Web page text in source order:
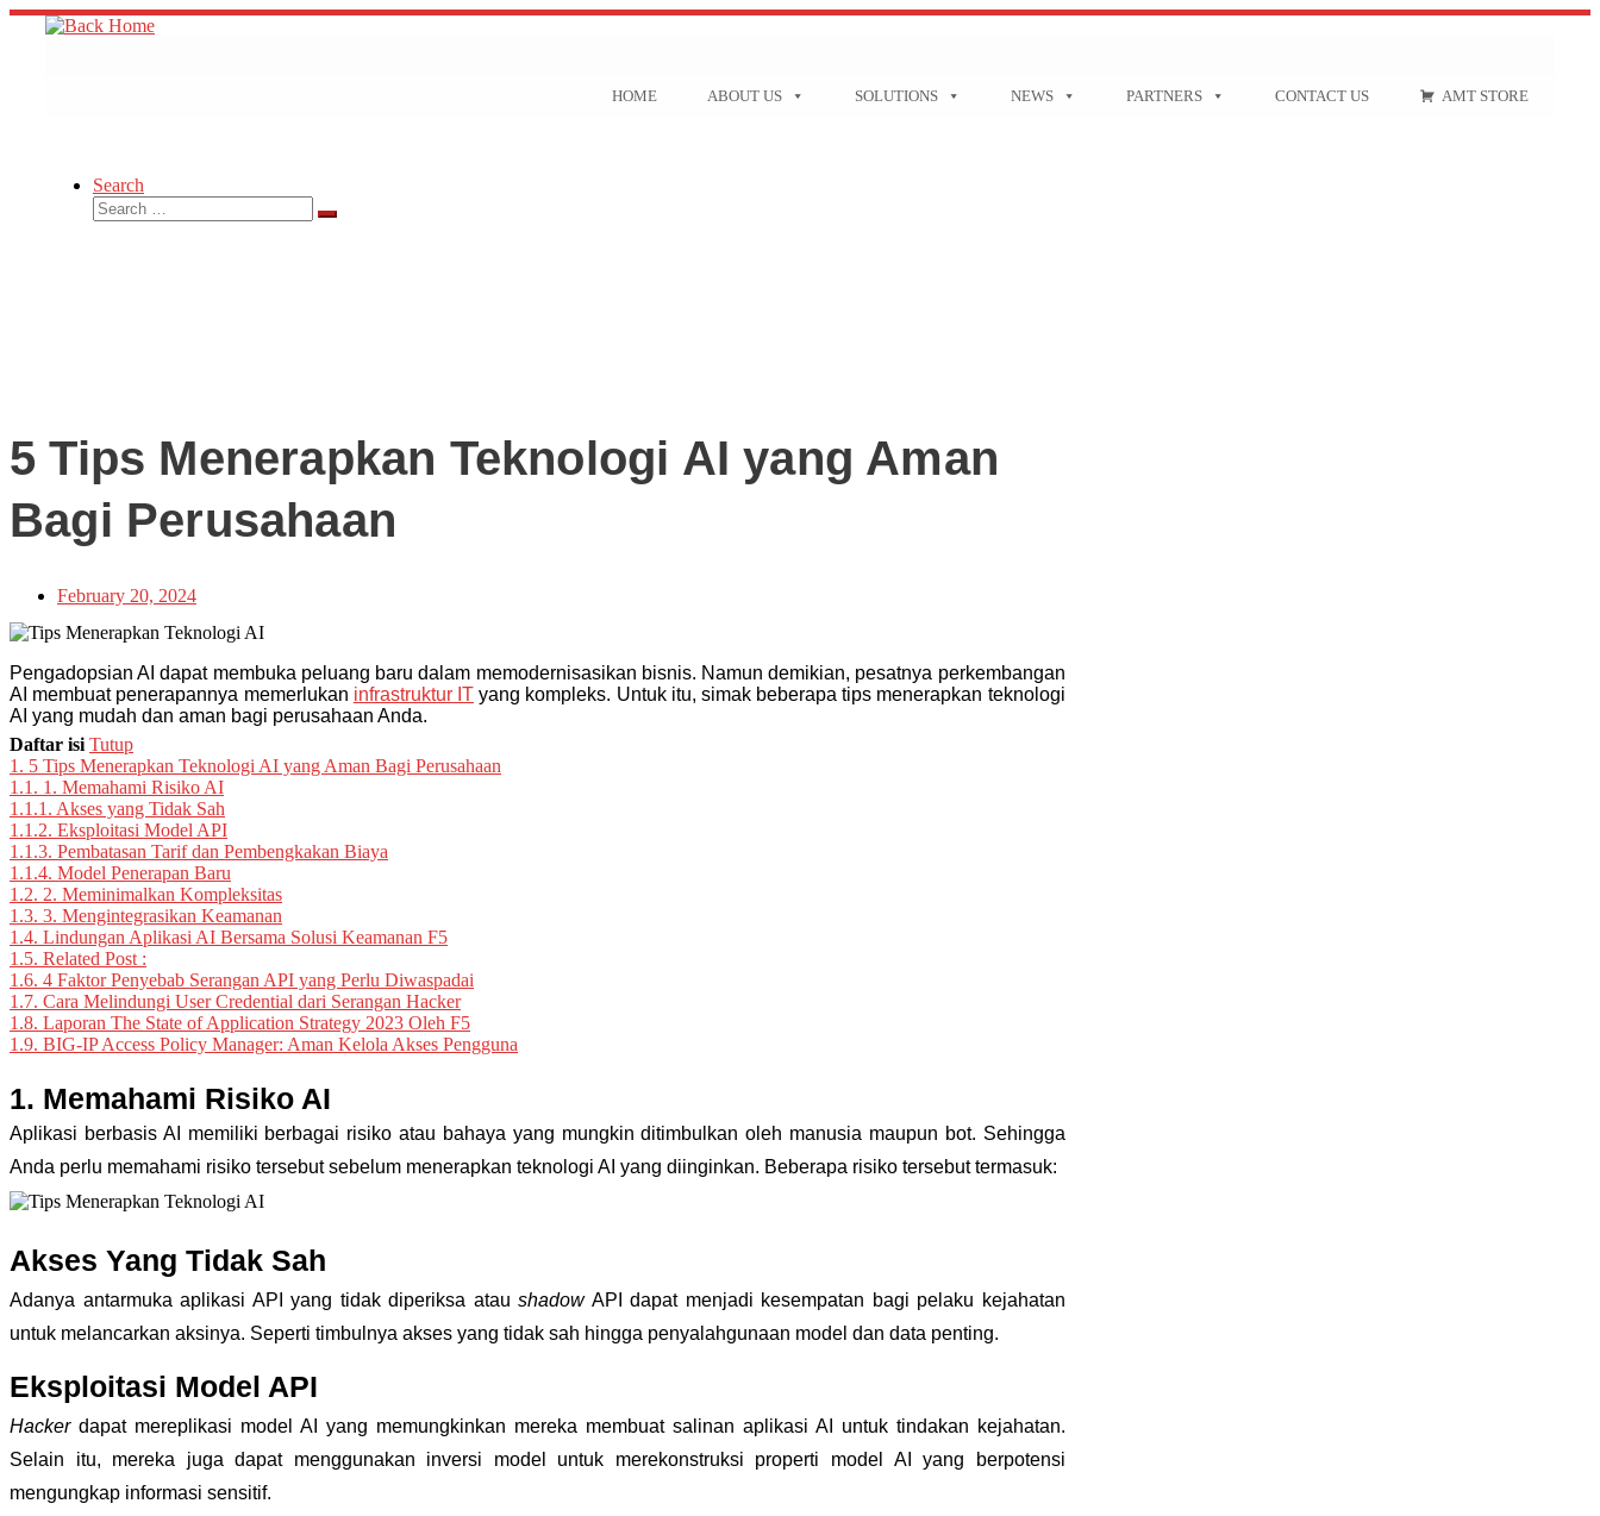
Skip
HOME ABOUT US SOLUTIONS NEWS PARTNERS CONTACT US AMT STORE
Search
Search
Search
5 Tips Menerapkan Teknologi AI yang Aman
Bagi Perusahaan
February 20, 2024
Pengadopsian AI dapat membuka peluang baru dalam memodernisasikan bisnis. Namun demikian, pesatnya perkembangan
AI membuat penerapannya memerlukan infrastruktur ITyang kompleks. Untuk itu, simak beberapa tips menerapkan teknologi
AI yang mudah dan aman bagi perusahaan Anda.
Daftar isi Tutup
1. 5 Tips Menerapkan Teknologi AI yang Aman Bagi Perusahaan
1.1. 1. Memahami Risiko AI
1.1.1. Akses yang Tidak Sah
1.1.2. Eksploitasi Model API
1.1.3. Pembatasan Tarif dan Pembengkakan Biaya
1.1.4. Model Penerapan Baru
1.2. 2. Meminimalkan Kompleksitas
1.3. 3. Mengintegrasikan Keamanan
1.4. Lindungan Aplikasi AI Bersama Solusi Keamanan F5
1.5. Related Post :
1.6. 4 Faktor Penyebab Serangan API yang Perlu Diwaspadai
1.7. Cara Melindungi User Credential dari Serangan Hacker
1.8. Laporan The State of Application Strategy 2023 Oleh F5
1.9. BIG-IP Access Policy Manager: Aman Kelola Akses Pengguna
1. Memahami Risiko AI
Aplikasi berbasis AI memiliki berbagai risiko atau bahaya yang mungkin ditimbulkan oleh manusia maupun bot. Sehingga
Anda perlu memahami risiko tersebut sebelum menerapkan teknologi AI yang diinginkan. Beberapa risiko tersebut termasuk:
Akses Yang Tidak Sah
Adanya antarmuka aplikasi API yang tidak diperiksa ataushadowAPI dapat menjadi kesempatan bagi pelaku kejahatan
untuk melancarkan aksinya. Seperti timbulnya akses yang tidak sah hingga penyalahgunaan model dan data penting.
Eksploitasi Model API
Hackerdapat mereplikasi model AI yang memungkinkan mereka membuat salinan aplikasi AI untuk tindakan kejahatan.
Selain itu, mereka juga dapat menggunakan inversi model untuk merekonstruksi properti model AI yang berpotensi
mengungkap informasi sensitif.